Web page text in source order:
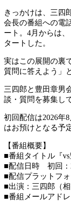
きっかけは、三四
会長の番組への電
ート。4月からは
タートした。
実はこの展開の裏
質問に答えよう」
三四郎と豊田章男
談・質問を募集し
初回配信は2026年
はお預けとなる予
【番組概要】
■番組タイトル『vs
■配信日時 初回：
■配信プラットフ
■出演：三四郎（
■番組メールアドレ